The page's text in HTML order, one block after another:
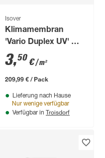
Isover
Klimamembran
'Vario Duplex UV' 60
m²
3,50 €/ m²
209,99 € / Pack
Lieferung nach Hause
Nur wenige verfügbar
Verfügbar in Troisdorf